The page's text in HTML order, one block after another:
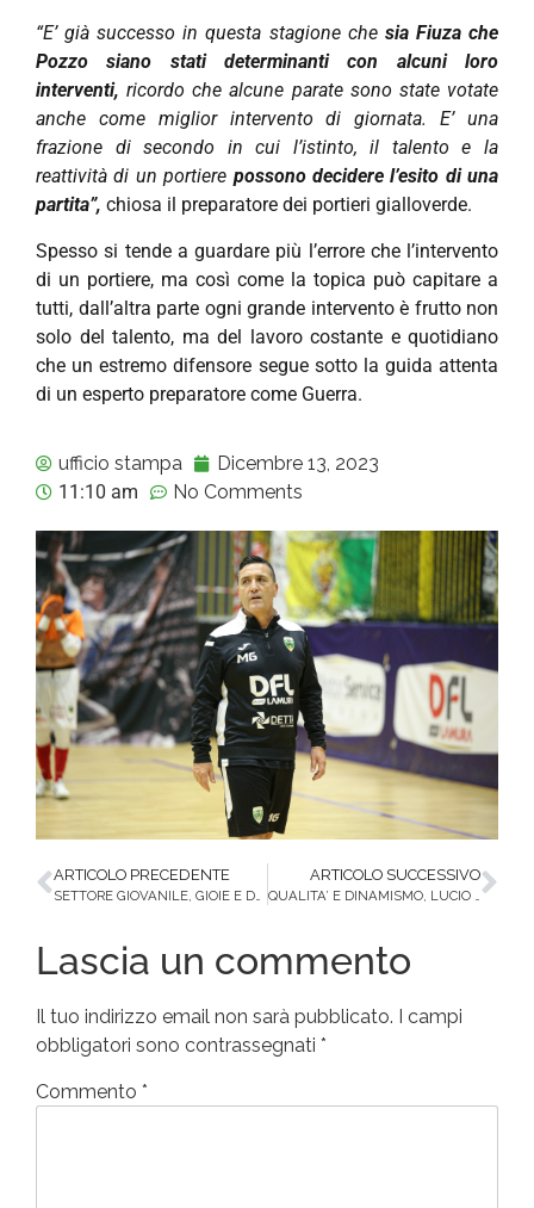
“E’ già successo in questa stagione che sia Fiuza che
Pozzo siano stati determinanti con alcuni loro
interventi, ricordo che alcune parate sono state votate
anche come miglior intervento di giornata. E’ una
frazione di secondo in cui l’istinto, il talento e la
reattività di un portiere possono decidere l’esito di una
partita”, chiosa il preparatore dei portieri gialloverde.
Spesso si tende a guardare più l’errore che l’intervento
di un portiere, ma così come la topica può capitare a
tutti, dall’altra parte ogni grande intervento è frutto non
solo del talento, ma del lavoro costante e quotidiano
che un estremo difensore segue sotto la guida attenta
di un esperto preparatore come Guerra.
ufficio stampa
Dicembre 13, 2023
11:10 am
No Comments
ARTICOLO PRECEDENTE ARTICOLO SUCCESSIVO
Lascia un commento
Il tuo indirizzo email non sarà pubblicato. I campi
obbligatori sono contrassegnati *
Commento *